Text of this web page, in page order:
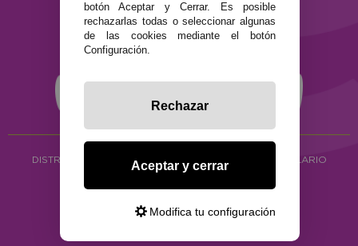
DISTRIBUCIÓN ALIMENTACIÓN ECOLÓGICA Y HERBOLARIO
botón Aceptar y Cerrar. Es posible
rechazarlas todas o seleccionar algunas
de las cookies mediante el botón
Configuración.
Rechazar
Aceptar y cerrar
Modifica tu configuración